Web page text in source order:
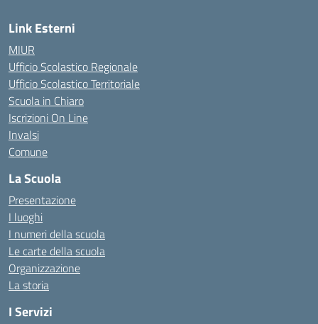
Link Esterni
MIUR
Ufficio Scolastico Regionale
Ufficio Scolastico Territoriale
Scuola in Chiaro
Iscrizioni On Line
Invalsi
Comune
La Scuola
Presentazione
I luoghi
I numeri della scuola
Le carte della scuola
Organizzazione
La storia
I Servizi